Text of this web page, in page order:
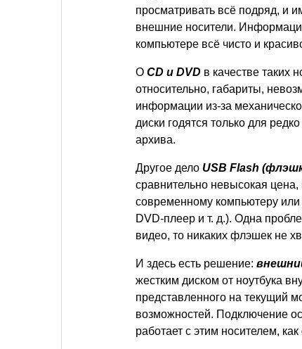
просматривать всё подряд, и
внешние носители.
компьютере всё чисто и
О CD и DVD в качестве таких
относительно, габариты,
информации из-за
диски годятся только для
архива.
Другое дело USB Flash
сравнительно невысокая
современному компьютеру или
DVD-плеер и т. д.). Одна
видео, то никаких флэшек не
И здесь есть решение:
жестким диском от ноутбука
представленного на текущий
возможностей. Подключение
работает с этим носителем,